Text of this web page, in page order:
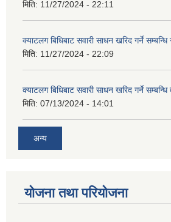
मिति: 11/27/2024 - 22:11
क्याटलग बिधिबाट सवारी साधन खरिद गर्ने
मिति: 11/27/2024 - 22:09
क्याटलग बिधिबाट सवारी साधन खरिद गर्ने
मिति: 07/13/2024 - 14:01
अन्य
योजना तथा परियोजना